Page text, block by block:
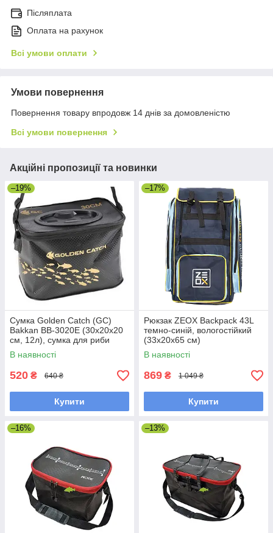
Післяплата
Оплата на рахунок
Всі умови оплати
Умови повернення
Повернення товару впродовж 14 днів за домовленістю
Всі умови повернення
Акційні пропозиції та новинки
–19%
Сумка Golden Catch (GC)
Bakkan ВВ-3020E (30х20х20
см, 12л), сумка для риби
В наявності
520 ₴ 640 ₴
Купити
–17%
Рюкзак ZEOX Backpack 43L
темно-синій, вологостійкий
(33х20х65 см)
В наявності
869 ₴ 1 049 ₴
Купити
–16% –13%